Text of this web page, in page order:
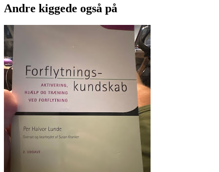
Andre kiggede også på